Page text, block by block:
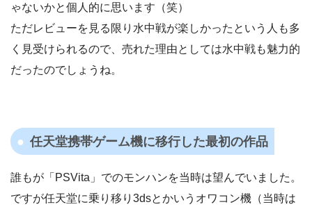
ゃないかと個人的に思います（笑）
ただレビューを見る限り水中戦が楽しかったという人も多
く見受けられるので、売れた理由としては水中戦も魅力的
だったのでしょうね。
任天堂携帯ゲーム機に移行した最初の作品
誰もが「PSVita」でのモンハンを当時は望んでいました。
ですが任天堂に乗り移り3dsとかいうオワコン機（当時は